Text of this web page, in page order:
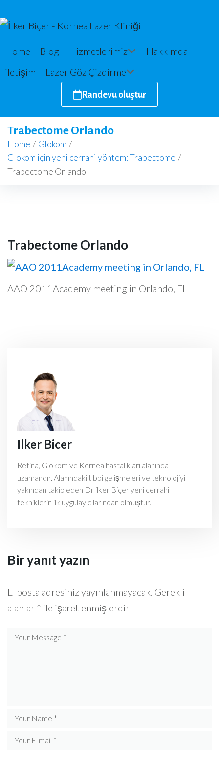
Home Blog Hizmetlerimiz
Hakkımda
iletişim
Lazer Göz Çizdirme
Randevu oluştur
Trabectome Orlando
Home / Glokom /
Glokom için yeni cerrahi yöntem: Trabectome /
Trabectome Orlando
Trabectome Orlando
AAO 2011Academy meeting in Orlando, FL
Ilker Bicer
Retina, Glokom ve Kornea hastalıkları alanında
uzamandır. Alanındaki tıbbi gelişmeleri ve teknolojiyi
yakından takip eden Dr ilker Biçer yeni cerrahi
tekniklerin ilk uygulayıcılarından olmuştur.
Bir yanıt yazın
E-posta adresiniz yayınlanmayacak. Gerekli
alanlar * ile işaretlenmişlerdir